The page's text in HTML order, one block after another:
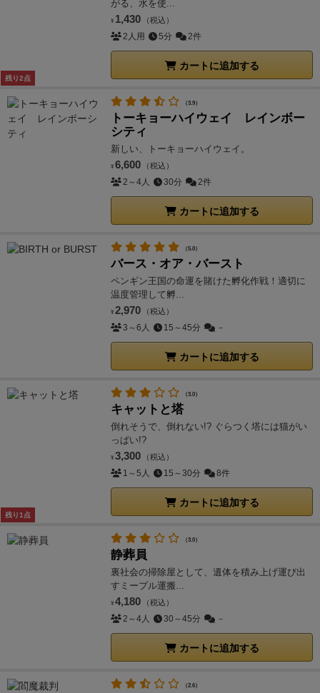
残り2点
がる、水を使...
¥ 1,430 （税込）
2人用 5分 2件
カートに追加する
（3.9）
トーキョーハイウェイ レインボー
シティ
新しい、トーキョーハイウェイ。
¥ 6,600 （税込）
2～4人 30分 2件
カートに追加する
（5.0）
バース・オア・バースト
ペンギン王国の命運を賭けた孵化作戦！適切に
温度管理して孵...
¥ 2,970 （税込）
3～6人 15～45分 －
カートに追加する
残り1点
（3.0）
キャットと塔
倒れそうで、倒れない!? ぐらつく塔には猫がい
っぱい!?
¥ 3,300 （税込）
1～5人 15～30分 8件
カートに追加する
（3.0）
静葬員
裏社会の掃除屋として、遺体を積み上げ運び出
すミープル運搬...
¥ 4,180 （税込）
2～4人 30～45分 －
カートに追加する
（2.6）